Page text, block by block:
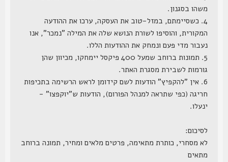
משהו בסגנון.
4. כשסיימתם, במזל-טוב את העסקה, ערכו את ההודעה
המקורית, והוסיפו לשורת הנושא שלה את המילה "נמכר", אנו
נעבור מדי פעם ונמחק את ההודעות הללו.
5. תמונות ברוחב שמעל 400 פיקסל יימחקו, מכיוון שהן
גורמות לשבירת מסגרת האתר.
6. אין "להקפיץ" הודעות לשם קידומן לראש הרשימה בתכיפות
חריגה (כפי שתראה למנהל הפורום), הודעות ש"יוקפצו" -
ינעלו.
לסיכום:
לא מסחרי, כותרת מתאימה, פרטים מלאים ומחיר, תמונה ברוחב
מתאים